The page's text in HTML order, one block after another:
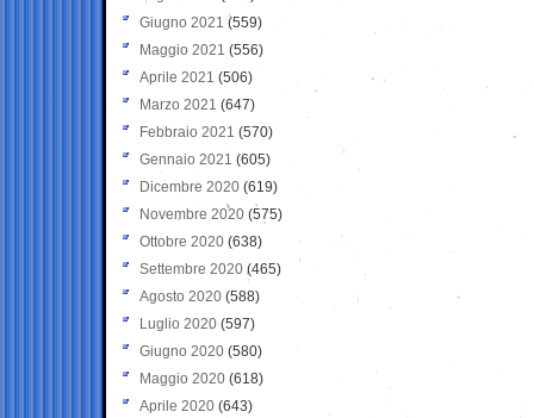
Giugno 2021(559)
Maggio 2021 (556)
Aprile 2021 (506)
Marzo 2021 (647)
Febbraio 2021 (570)
Gennaio 2021 (605)
Dicembre 2020 (619)
Novembre 2020 (575)
Ottobre 2020 (638)
Settembre 2020(465)
Agosto 2020 (588)
Luglio 2020 (597)
Giugno 2020 (580)
Maggio 2020 (618)
Aprile 2020 (643)